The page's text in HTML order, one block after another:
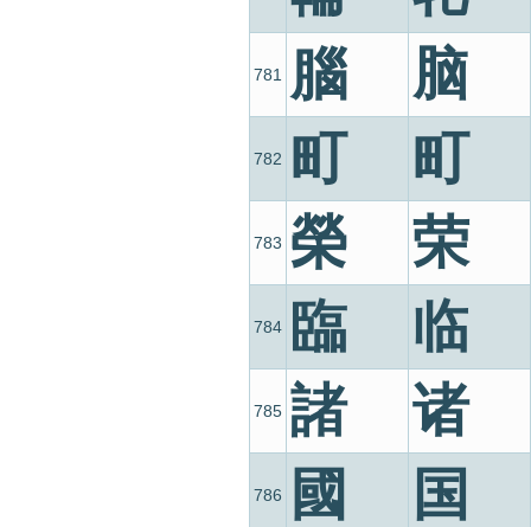
781 腦 脑
782 町 町
783 榮 荣
784 臨 临
785 諸 诸
786 國 国